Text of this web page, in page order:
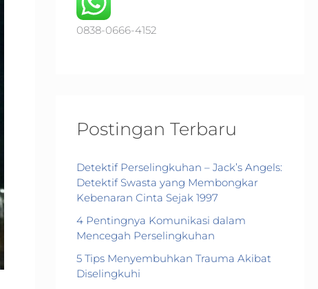
r
0838-0666-4152
Postingan Terbaru
Detektif Perselingkuhan – Jack’s Angels:
Detektif Swasta yang Membongkar
Kebenaran Cinta Sejak 1997
4 Pentingnya Komunikasi dalam
Mencegah Perselingkuhan
5 Tips Menyembuhkan Trauma Akibat
Diselingkuhi